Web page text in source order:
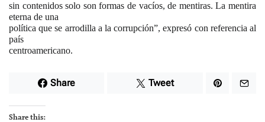
sin contenidos solo son formas de vacíos, de mentiras. La mentira
eterna de una
política que se arrodilla a la corrupción”, expresó con referencia al
país
centroamericano.
Share Tweet
Share this: